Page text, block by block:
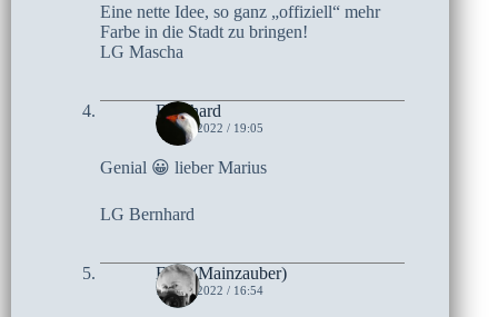
Eine nette Idee, so ganz „offiziell“ mehr
Farbe in die Stadt zu bringen!
LG Mascha
Bernhard
7. MAI 2022 / 19:05
Genial 😀 lieber Marius
LG Bernhard
Elke (Mainzauber)
7. MAI 2022 / 16:54